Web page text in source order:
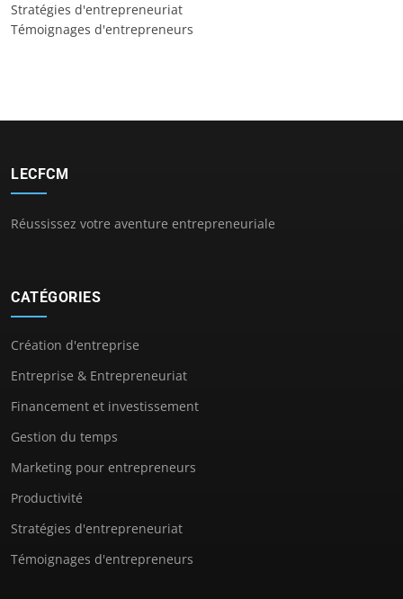
Stratégies d'entrepreneuriat
Témoignages d'entrepreneurs
LECFCM
Réussissez votre aventure entrepreneuriale
CATÉGORIES
Création d'entreprise
Entreprise & Entrepreneuriat
Financement et investissement
Gestion du temps
Marketing pour entrepreneurs
Productivité
Stratégies d'entrepreneuriat
Témoignages d'entrepreneurs